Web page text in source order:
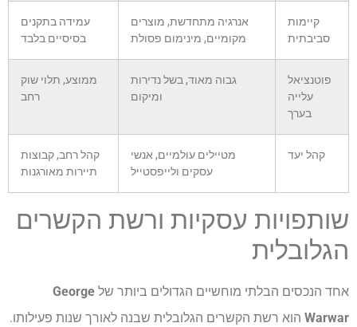
קיימות
סביבתית
אנרגיה מתחדשת, מוצרים
מקומיים, מינימום פסולת
עמידה בתקנים
בסיסיים בלבד
פוטנציאל
עלייה
בערך
גבוה מאוד, בשל נדירות
ומיקום
ממוצע, תלוי שוק
רחב
קהל יעד
מטיילים עולמיים, אנשי
עסקים ולייפסטייל
קהל רחב, קבוצות
תיירות מאורגנות
שותפויות עסקיות ורשת הקשרים
הגלובלית
אחד הנכסים הבלתי מוחשיים הגדולים ביותר של George
Warwar הוא רשת הקשרים הגלובלית שבנה לאורך שנות פעילותו.